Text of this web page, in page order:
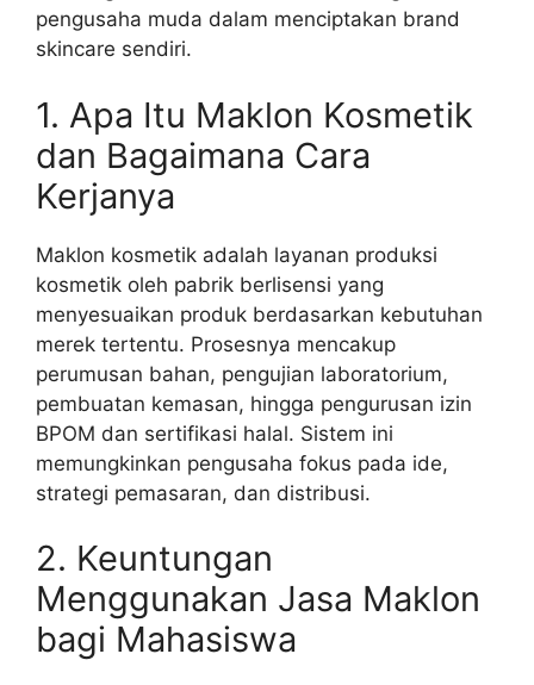
pengusaha muda dalam menciptakan brand
skincare sendiri.
1. Apa Itu Maklon Kosmetik
dan Bagaimana Cara
Kerjanya
Maklon kosmetik adalah layanan produksi
kosmetik oleh pabrik berlisensi yang
menyesuaikan produk berdasarkan kebutuhan
merek tertentu. Prosesnya mencakup
perumusan bahan, pengujian laboratorium,
pembuatan kemasan, hingga pengurusan izin
BPOM dan sertifikasi halal. Sistem ini
memungkinkan pengusaha fokus pada ide,
strategi pemasaran, dan distribusi.
2. Keuntungan
Menggunakan Jasa Maklon
bagi Mahasiswa